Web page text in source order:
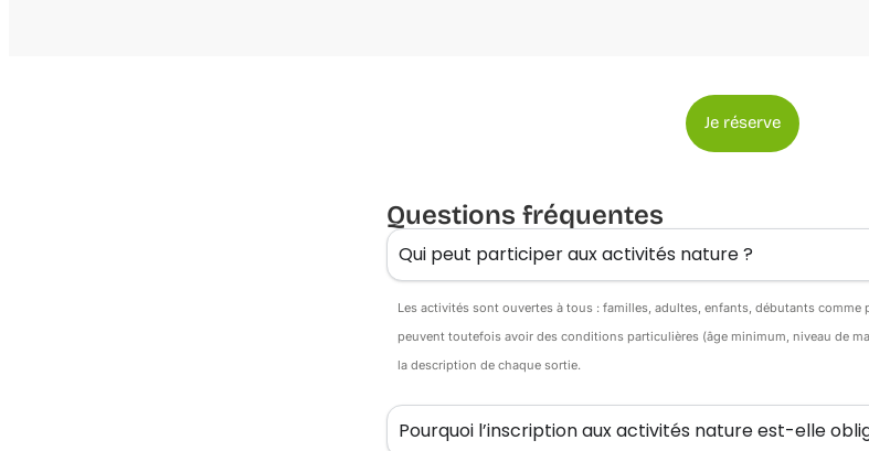
Je réserve
Questions fréquentes
Qui peut participer aux activités nature ?
Les activités sont ouvertes à tous : familles, adultes, enfants, débutants comme
peuvent toutefois avoir des conditions particulières (âge minimum, niveau de
la description de chaque sortie.
Pourquoi l’inscription aux activités nature est-elle